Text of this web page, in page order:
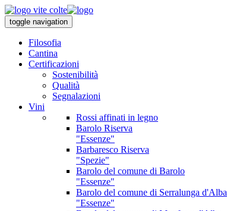
toggle navigation
Filosofia
Cantina
Certificazioni
Sostenibilità
Qualità
Segnalazioni
Vini
Rossi affinati in legno
Barolo Riserva
"Essenze"
Barbaresco Riserva
"Spezie"
Barolo del comune di Barolo
"Essenze"
Barolo del comune di Serralunga d'Alba
"Essenze"